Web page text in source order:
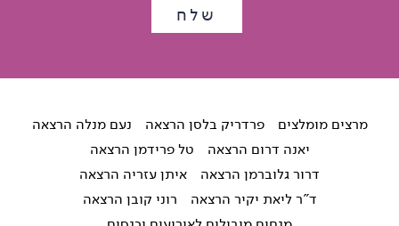
מרצים מומלצים פרדריק בלסן הרצאה
נעם מנלה הרצאה
יאנה דרום הרצאה
טל פרידמן הרצאה
דרור גלוברמן הרצאה
איתן עזריה הרצאה
ד"ר ליאת יקיר הרצאה
רוני קובן הרצאה